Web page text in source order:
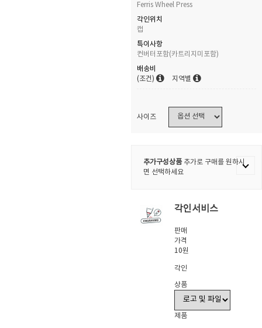
Ferris Wheel Press
각인위치
캡
특이사항
컨버터포함(카트리지미포함)
배송비
(조건)
지역별
사이즈
추가구성상품추가로 구매를 원하시
면 선택하세요
각인서비스
판매
가격
10원
각인
상품
제품